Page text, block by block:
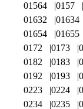
01564
0157
01632
01634
01654
01655
0172
0173
0182
0183
0192
0193
0223
0224
0234
0235